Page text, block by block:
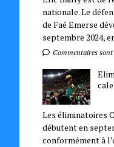
nationale. Le
de Faé Emerse
septembre 2024,
Commentaires sont
Les éliminatoires
débutent en
conformément à